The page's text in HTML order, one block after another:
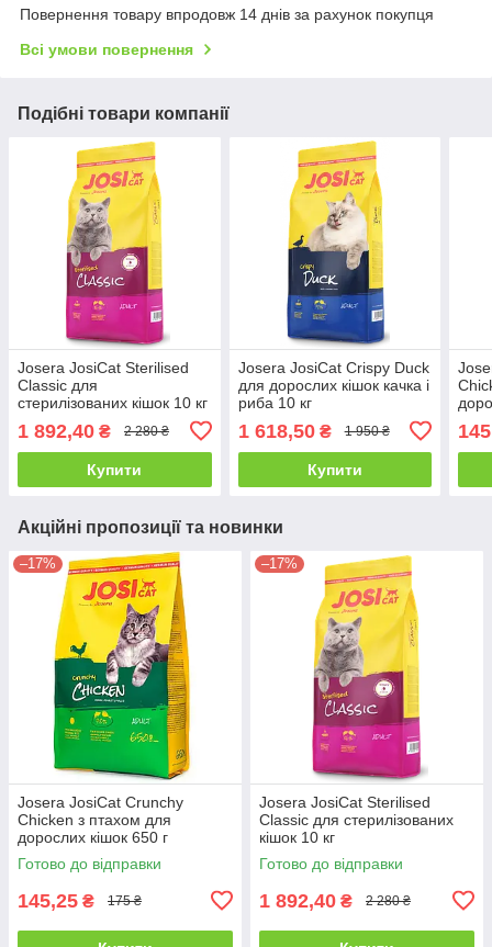
Повернення товару впродовж 14 днів за рахунок покупця
Всі умови повернення
Подібні товари компанії
Josera JosiCat Sterilised
Classic для
стерилізованих кішок 10 кг
1 892,40 ₴ 2 280 ₴
Купити
Josera JosiCat Crispy Duck
для дорослих кішок качка і
риба 10 кг
1 618,50₴ 1 950 ₴
Купити
Акційні пропозиції та новинки
–17%
Josera JosiCat Crunchy
Chicken з птахом для
дорослих кішок 650 г
Готово до відправки
145,25 ₴ 175 ₴
–17%
Josera JosiCat Sterilised
Classic для стерилізованих
кішок 10 кг
Готово до відправки
1 892,40 ₴ 2 280 ₴